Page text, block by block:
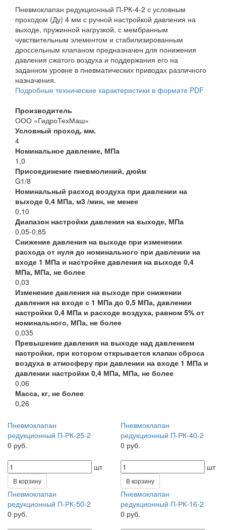
Пневмоклапан редукционный П-РК-4-2 с условным
проходом (Ду) 4 мм с ручной настройкой давления на
выходе, пружинной нагрузкой, с мембранным
чувствительным элементом и стабилизированным
дроссельным клапаном предназначен для понижения
давления сжатого воздуха и поддержания его на
заданном уровне в пневматических приводах различного
назначения.
Подробные технические характеристики в формате PDF
Производитель
ООО «ГидроТехМаш»
Условный проход, мм.
4
Номинальное давление, МПа
1,0
Присоединение пневмолиний, дюйм
G1/8
Номинальный расход воздуха при давлении на
выходе 0,4 МПа, м3 /мин, не менее
0,10
Диапазон настройки давления на выходе, МПа
0,05-0,85
Снижение давления на выходе при изменении
расхода от нуля до номинального при давлении на
входе 1 МПа и настройке давления на выходе 0,4
МПа, МПа, не более
0,03
Изменение давления на выходе при снижении
давления на входе с 1 МПа до 0,5 МПа, давлении
настройки 0,4 МПа и расходе воздуха, равном 5% от
номинального, МПа, не более
0,035
Превышение давления на выходе над давлением
настройки, при котором открывается клапан сброса
воздуха в атмосферу при давлении на входе 1 МПа и
давлении настройки 0,4 МПа, МПа, не более
0,06
Масса, кг, не более
0,26
Пневмоклапан
редукционный П-РК-25-2
0 руб.
шт
В корзину
Пневмоклапан
редукционный П-РК-40-2
0 руб.
шт
В корзину
Пневмоклапан
редукционный П-РК-50-2
0 руб.
Пневмоклапан
редукционный П-РК-16-2
0 руб.